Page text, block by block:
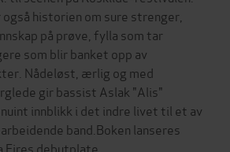
historien om sure strenger,
på prøve, fylla som tar
som blir banket opp av
Nådeløst, ærlig og med
gir bassist Aslak "Alis"
innblikk i det indre livet til et av
band.Boken lanseres
Fires debutplate.